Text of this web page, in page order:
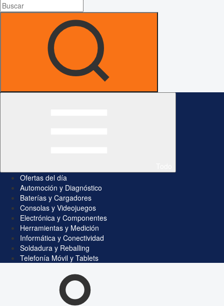
Ofertas del día
Automoción y Diagnóstico
Baterías y Cargadores
Consolas y Videojuegos
Electrónica y Componentes
Herramientas y Medición
Informática y Conectividad
Soldadura y Reballing
Telefonía Móvil y Tablets